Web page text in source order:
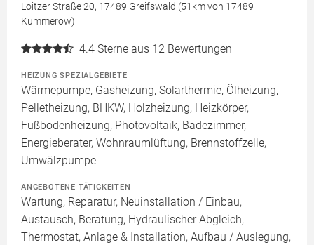
Loitzer Straße 20, 17489 Greifswald (51km von 17489
Kummerow)
4.4 Sterne aus 12 Bewertungen
HEIZUNG SPEZIALGEBIETE
Wärmepumpe, Gasheizung, Solarthermie, Ölheizung,
Pelletheizung, BHKW, Holzheizung, Heizkörper,
Fußbodenheizung, Photovoltaik, Badezimmer,
Energieberater, Wohnraumlüftung, Brennstoffzelle,
Umwälzpumpe
ANGEBOTENE TÄTIGKEITEN
Wartung, Reparatur, Neuinstallation / Einbau,
Austausch, Beratung, Hydraulischer Abgleich,
Thermostat, Anlage & Installation, Aufbau / Auslegung,